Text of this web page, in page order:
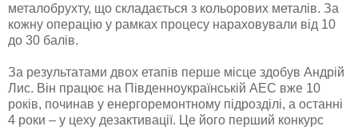
металобрухту, що складається з кольорових металів. За
кожну операцію у рамках процесу нараховували від 10
до 30 балів.
За результатами двох етапів перше місце здобув Андрій
Лис. Він працює на Південноукраїнській АЕС вже 10
років, починав у енергоремонтному підрозділі, а останні
4 роки – у цеху дезактивації. Це його перший конкурс